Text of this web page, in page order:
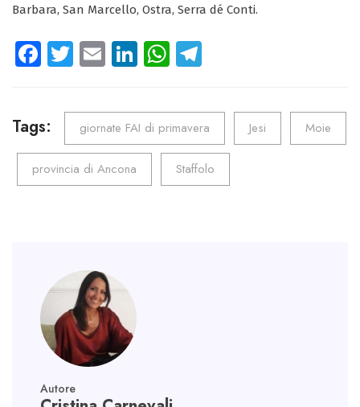
Barbara, San Marcello, Ostra, Serra dé Conti.
Fa
o
ok
T
tt
er
E
ail
Li
e
dI
n
W
ts
A
p
p
gr
a
m
Tags: giornate FAI di primavera Jesi Moie
provincia di Ancona Staffolo
Autore